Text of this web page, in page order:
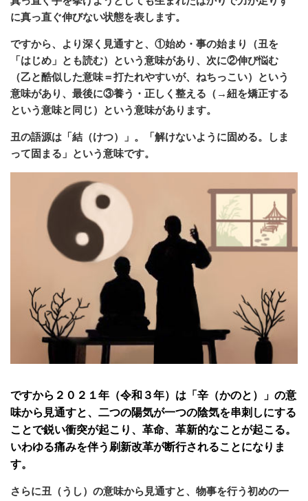
に真っ直ぐ伸びない状態を表します。
ですから、より深く見通すと、①始め・事の始まり（丑を
「はじめ」とも読む）という意味があり、次に②伸び悩む
（乙と酷似した意味＝打たれやすいが、ねちっこい）という
意味があり、最後に③養う・正しく整える（→紐を矯正する
という意味と同じ）という意味があります。
丑の語源は「結（けつ）」。「解けないように固める。しま
って固まる」という意味です。
ですから２０２１年（令和３年）は「辛（かのと）」の意
味から見通すと、二つの陽気が一つの陰気を串刺しにする
ことで鋭い衝突が起こり、革命、革新的なことが起こる。
いわゆる痛みを伴う刷新改革が断行されることになりま
す。
さらに丑（うし）の意味から見通すと、物事を行う初めの一